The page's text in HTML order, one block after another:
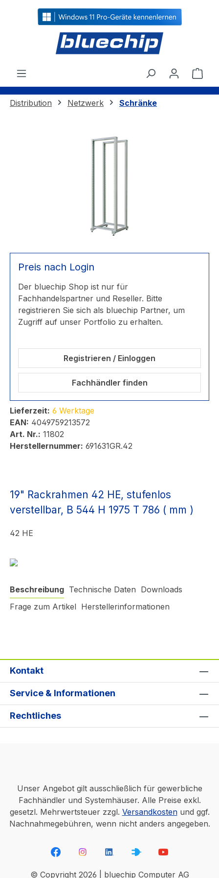
springen
Distribution Netzwerk Schränke
Bildergalerie überspringen
Preis nach Login
Der bluechip Shop ist nur für
Fachhandelspartner und Reseller. Bitte
registrieren Sie sich als bluechip Partner, um
Zugriff auf unser Portfolio zu erhalten.
Registrieren / Einloggen
Fachhändler finden
Lieferzeit: 6 Werktage
EAN: 4049759213572
Art. Nr.: 11802
Herstellernummer: 691631GR.42
19" Rackrahmen 42 HE, stufenlos
verstellbar, B 544 H 1975 T 786 ( mm )
42 HE
Beschreibung Technische Daten Downloads
Frage zum Artikel Herstellerinformationen
Kontakt
Service & Informationen
Rechtliches
Unser Angebot gilt ausschließlich für gewerbliche
Fachhändler und Systemhäuser. Alle Preise exkl.
gesetzl. Mehrwertsteuer zzgl. Versandkostenund ggf.
Nachnahmegebühren, wenn nicht anders angegeben.
© Copyright 2026 | bluechip Computer AG